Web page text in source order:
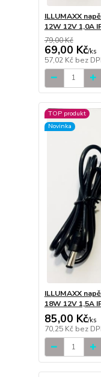
ILLUMAXX
12W 12V 1,0A
79,00 Kč
69,00 Kč/ks
57,02 Kč bez
TOP produkt
Novinka
ILLUMAXX
18W 12V 1,5A
85,00 Kč/ks
70,25 Kč bez